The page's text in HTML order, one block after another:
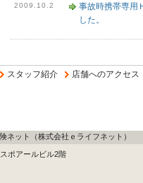
2009.10.2
事故時携帯専用
した。
スタッフ紹介 店舗へのアクセス
ネット（株式会社ｅライフネット）
ポアールビル2階